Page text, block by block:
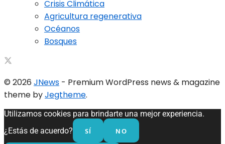
Crisis Climática
Agricultura regenerativa
Océanos
Bosques
© 2026 JNews - Premium WordPress news & magazine
theme byJegtheme.
Utilizamos cookies para brindarte una mejor experiencia.
¿Estás de acuerdo?
SÍ NO